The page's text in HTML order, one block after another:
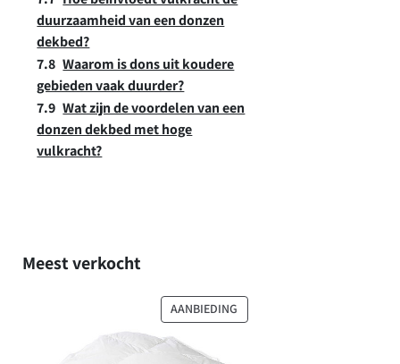
duurzaamheid van een donzen
dekbed?
Waarom is dons uit koudere
gebieden vaak duurder?
Wat zijn de voordelen van een
donzen dekbed met hoge
vulkracht?
Meest verkocht
AANBIEDING
IN